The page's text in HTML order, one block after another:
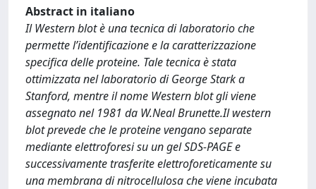
Abstract in italiano
Il Western blot è una tecnica di laboratorio che
permette l’identificazione e la caratterizzazione
specifica delle proteine. Tale tecnica è stata
ottimizzata nel laboratorio di George Stark a
Stanford, mentre il nome Western blot gli viene
assegnato nel 1981 da W.Neal Brunette.Il western
blot prevede che le proteine vengano separate
mediante elettroforesi su un gel SDS-PAGE e
successivamente trasferite elettroforeticamente su
una membrana di nitrocellulosa che viene incubata